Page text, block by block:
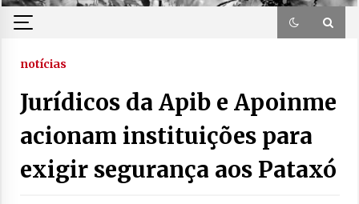
notícias
Jurídicos da Apib e Apoinme
acionam instituições para
exigir segurança aos Pataxó